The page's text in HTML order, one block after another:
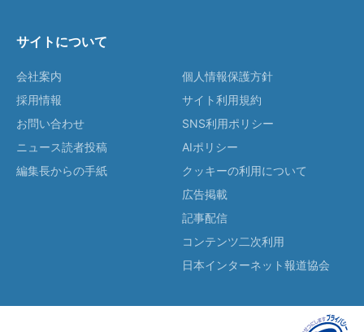
サイトについて
会社案内
採用情報
お問い合わせ
ニュース読者投稿
編集長からの手紙
個人情報保護方針
サイト利用規約
SNS利用ポリシー
AIポリシー
クッキーの利用について
広告掲載
記事配信
コンテンツ二次利用
日本インターネット報道協会